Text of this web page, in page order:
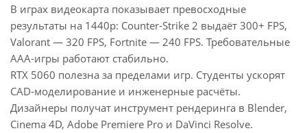
В играх видеокарта показывает превосходные
результаты на 1440p: Counter-Strike 2 выдаёт 300+ FPS,
Valorant — 320 FPS, Fortnite — 240 FPS. Требовательные
AAA-игры работают стабильно.
RTX 5060 полезна за пределами игр. Студенты ускорят
CAD-моделирование и инженерные расчёты.
Дизайнеры получат инструмент рендеринга в Blender,
Cinema 4D, Adobe Premiere Pro и DaVinci Resolve.